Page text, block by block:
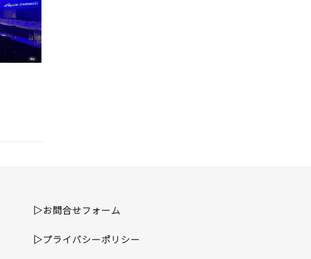
▷お問合せフォーム
▷プライバシーポリシー